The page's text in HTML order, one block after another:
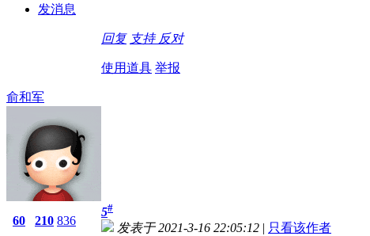
发消息
回复 支持 反对
使用道具 举报
俞和军
60 210 836
5#
发表于 2021-3-16 22:05:12 | 只看该作者